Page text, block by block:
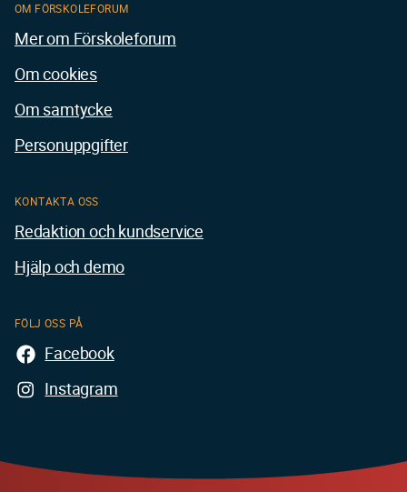
KONTAKTA OSS
Redaktion och kundservice
Hjälp och demo
FÖLJ OSS PÅ
Facebook
Instagram
OM FÖRSKOLEFORUM
Mer om Förskoleforum
Om cookies
Om samtycke
Personuppgifter